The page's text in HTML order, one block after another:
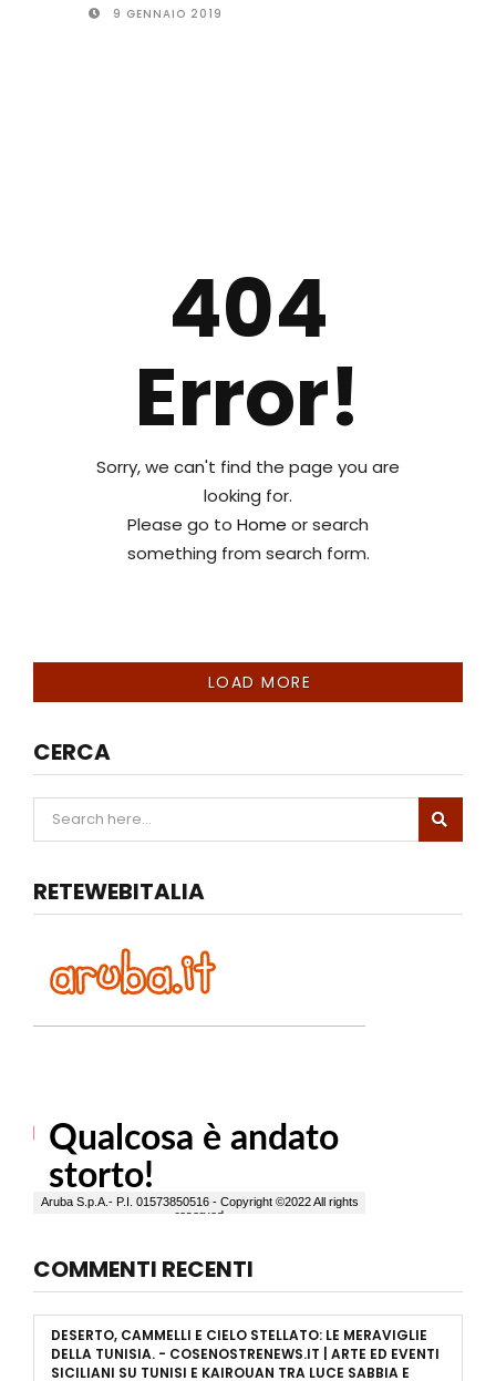
9 GENNAIO 2019
404
Error!
Sorry, we can't find the page you are
looking for.
Please go to Home or search
something from search form.
LOAD MORE
CERCA
RETEWEBITALIA
COMMENTI RECENTI
DESERTO, CAMMELLI E CIELO STELLATO: LE MERAVIGLIE
DELLA TUNISIA. - COSENOSTRENEWS.IT | ARTE ED EVENTI
SICILIANI SU TUNISI E KAIROUAN TRA LUCE SABBIA E